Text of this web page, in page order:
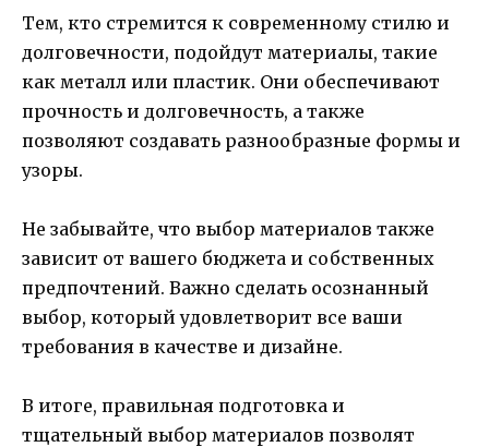
Тем, кто стремится к современному стилю и
долговечности, подойдут материалы, такие
как металл или пластик. Они обеспечивают
прочность и долговечность, а также
позволяют создавать разнообразные формы и
узоры.
Не забывайте, что выбор материалов также
зависит от вашего бюджета и собственных
предпочтений. Важно сделать осознанный
выбор, который удовлетворит все ваши
требования в качестве и дизайне.
В итоге, правильная подготовка и
тщательный выбор материалов позволят